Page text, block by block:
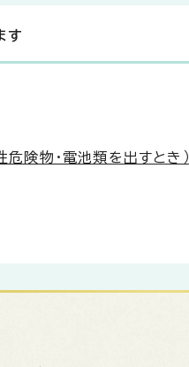
す
険物・電池類を出すとき）